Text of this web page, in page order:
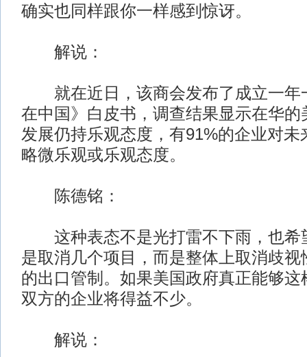
确实也同样跟你一样感到惊讶。
解说：
就在近日，该商会发布了成立一年
在中国》白皮书，调查结果显示在华的
发展仍持乐观态度，有91%的企业对未
略微乐观或乐观态度。
陈德铭：
这种表态不是光打雷不下雨，也希
是取消几个项目，而是整体上取消歧视
的出口管制。如果美国政府真正能够这
双方的企业将得益不少。
解说：